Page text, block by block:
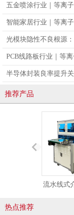
五金喷涂行业｜等离
智能家居行业｜等离
光模块隐性不良根源
真凶
PCB线路板行业｜等
半导体封装良率提升
合不良问题
推荐产品
流水线式
热点推荐